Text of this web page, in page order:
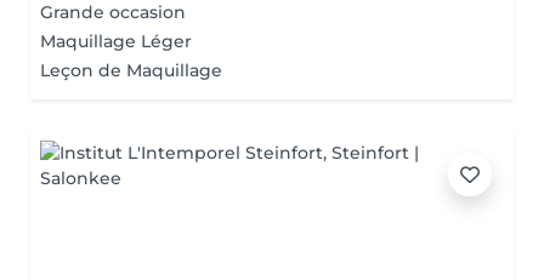
Grande occasion
Maquillage Léger
Leçon de Maquillage